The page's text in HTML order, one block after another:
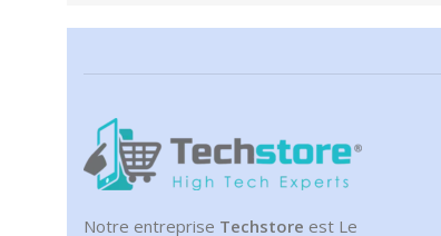
Notre entreprise Techstore est Le